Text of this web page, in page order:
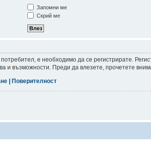
Запомни ме
Скрий ме
е необходимо да се регистрирате.
и възможности. Преди да влезете, прочетете
Поверителност